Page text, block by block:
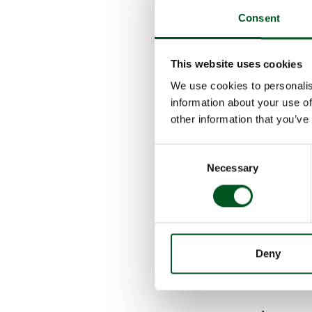
Consent
This website uses cookies
We use cookies to
information about your use
other information that
Necessary
Deny
Senkung
der Gülle –
der Tiere.
dänischen
pro Jahr
Häufige
Die
Methan
Michael
zügig aus